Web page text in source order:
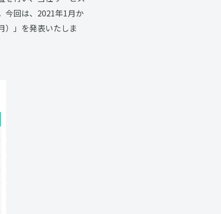
今回は、2021年1月か
）」を発表いたしま